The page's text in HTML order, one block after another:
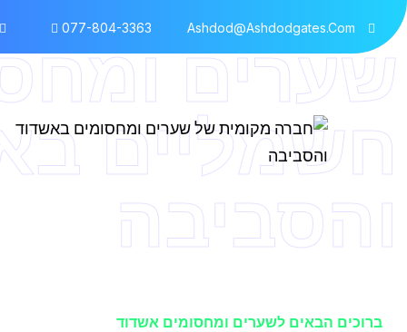
Ashdod@ashdodgates.com
077-804-3363
שערים
חשמליים
והסביבה
ברוכים הבאים לשערים ומחסומים אשדוד